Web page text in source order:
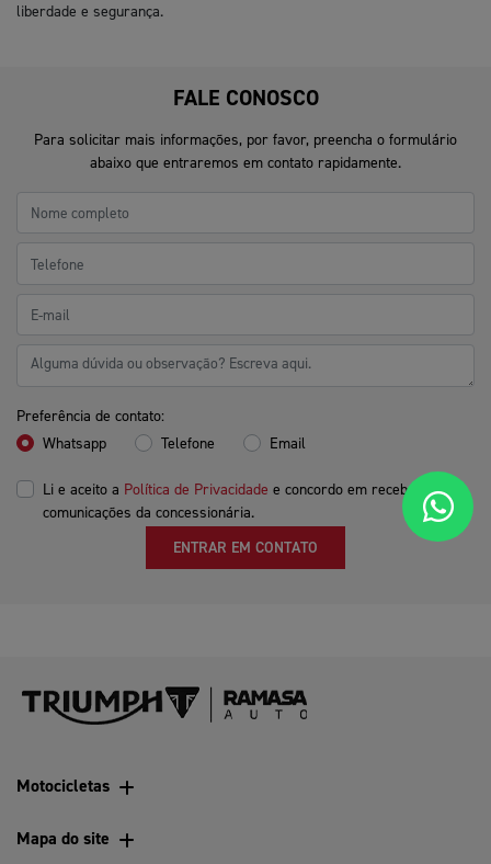
liberdade e segurança.
FALE CONOSCO
Para solicitar mais informações, por favor, preencha o formulário
abaixo que entraremos em contato rapidamente.
Preferência de contato:
Whatsapp
Telefone Email
Li e aceito a Política de Privacidade e concordo em receber
comunicações da concessionária.
ENTRAR EM CONTATO
Motocicletas
Mapa do site